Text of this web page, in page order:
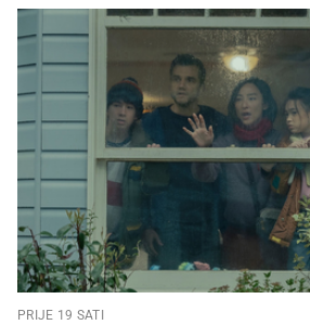
PRIJE 19 SATI